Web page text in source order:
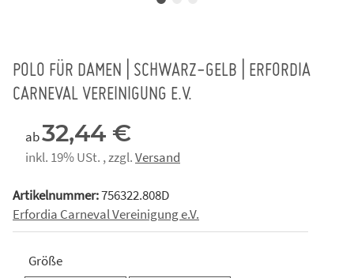
POLO FÜR DAMEN | SCHWARZ-GELB | ERFORDIA
CARNEVAL VEREINIGUNG E.V.
ab32,44 €
inkl. 19% USt. , zzgl.Versand
Artikelnummer:756322.808D
Erfordia Carneval Vereinigung e.V.
Größe